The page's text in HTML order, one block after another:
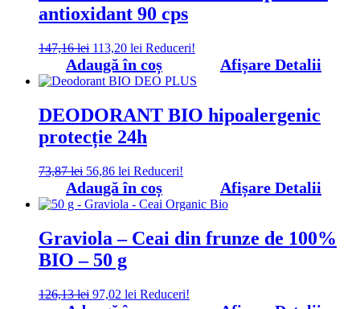
antioxidant 90 cps
147,16lei Prețul
inițial
a
fost:
113,20 lei Prețul
curent
este:
113,20 lei.
Reduceri!
Adaugă în coș Afișare Detalii
DEODORANT BIO hipoalergenic
protecție 24h
73,87lei Prețul
inițial
a
fost:
73,87 lei.
56,86 lei Prețul
curent
este:
56,86 lei.
Reduceri!
Adaugă în coș Afișare Detalii
Graviola – Ceai din frunze de 100%
BIO – 50 g
126,13lei Prețul
97,02 lei Prețul
Reduceri!